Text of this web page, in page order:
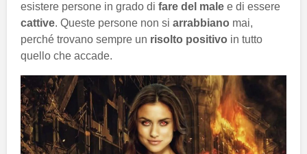
esistere persone in grado di fare del male e di essere
cattive. Queste persone non si arrabbiano mai,
perché trovano sempre un risolto positivo in tutto
quello che accade.